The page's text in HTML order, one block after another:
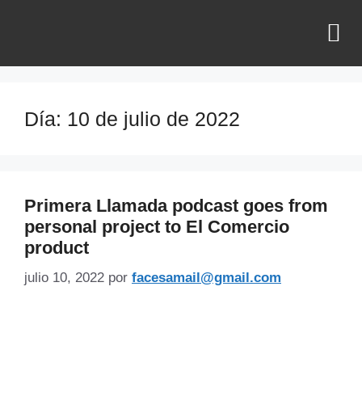
Día: 10 de julio de 2022
Primera Llamada podcast goes from
personal project to El Comercio
product
julio 10, 2022 por facesamail@gmail.com